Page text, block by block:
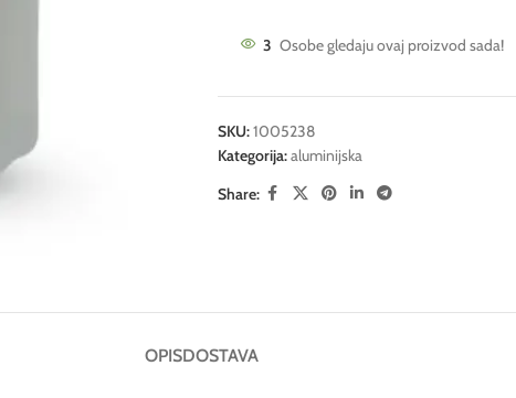
3 Osobe gledaju ovaj proizvod sada!
SKU:1005238
Kategorija:aluminijska
Share:
OPISDOSTAVA